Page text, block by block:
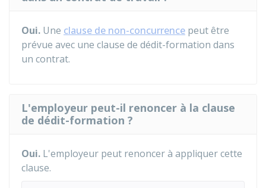
Oui. Une clause de non-concurrence peut être
prévue avec une clause de dédit-formation dans
un contrat.
L'employeur peut-il renoncer à la clause
de dédit-formation ?
Oui. L'employeur peut renoncer à appliquer cette
clause.